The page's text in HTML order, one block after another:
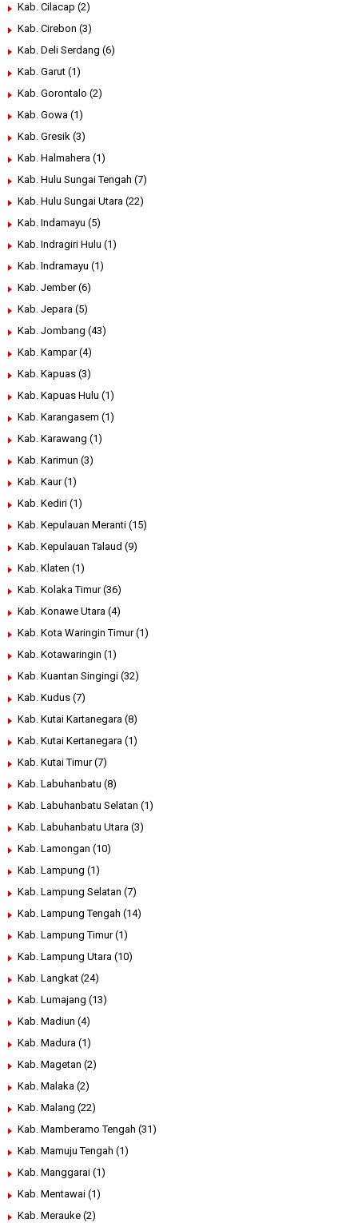
Kab. Cilacap (2)
Kab. Cirebon (3)
Kab. Deli Serdang (6)
Kab. Garut (1)
Kab. Gorontalo (2)
Kab. Gowa (1)
Kab. Gresik (3)
Kab. Halmahera (1)
Kab. Hulu Sungai Tengah (7)
Kab. Hulu Sungai Utara (22)
Kab. Indamayu (5)
Kab. Indragiri Hulu (1)
Kab. Indramayu (1)
Kab. Jember (6)
Kab. Jepara (5)
Kab. Jombang (43)
Kab. Kampar (4)
Kab. Kapuas (3)
Kab. Kapuas Hulu (1)
Kab. Karangasem (1)
Kab. Karawang (1)
Kab. Karimun (3)
Kab. Kaur (1)
Kab. Kediri (1)
Kab. Kepulauan Meranti (15)
Kab. Kepulauan Talaud (9)
Kab. Klaten (1)
Kab. Kolaka Timur (36)
Kab. Konawe Utara (4)
Kab. Kota Waringin Timur (1)
Kab. Kotawaringin (1)
Kab. Kuantan Singingi (32)
Kab. Kudus (7)
Kab. Kutai Kartanegara (8)
Kab. Kutai Kertanegara (1)
Kab. Kutai Timur (7)
Kab. Labuhanbatu (8)
Kab. Labuhanbatu Selatan (1)
Kab. Labuhanbatu Utara (3)
Kab. Lamongan (10)
Kab. Lampung (1)
Kab. Lampung Selatan (7)
Kab. Lampung Tengah (14)
Kab. Lampung Timur (1)
Kab. Lampung Utara (10)
Kab. Langkat (24)
Kab. Lumajang (13)
Kab. Madiun (4)
Kab. Madura (1)
Kab. Magetan (2)
Kab. Malaka (2)
Kab. Malang (22)
Kab. Mamberamo Tengah (31)
Kab. Mamuju Tengah (1)
Kab. Manggarai (1)
Kab. Mentawai (1)
Kab. Merauke (2)